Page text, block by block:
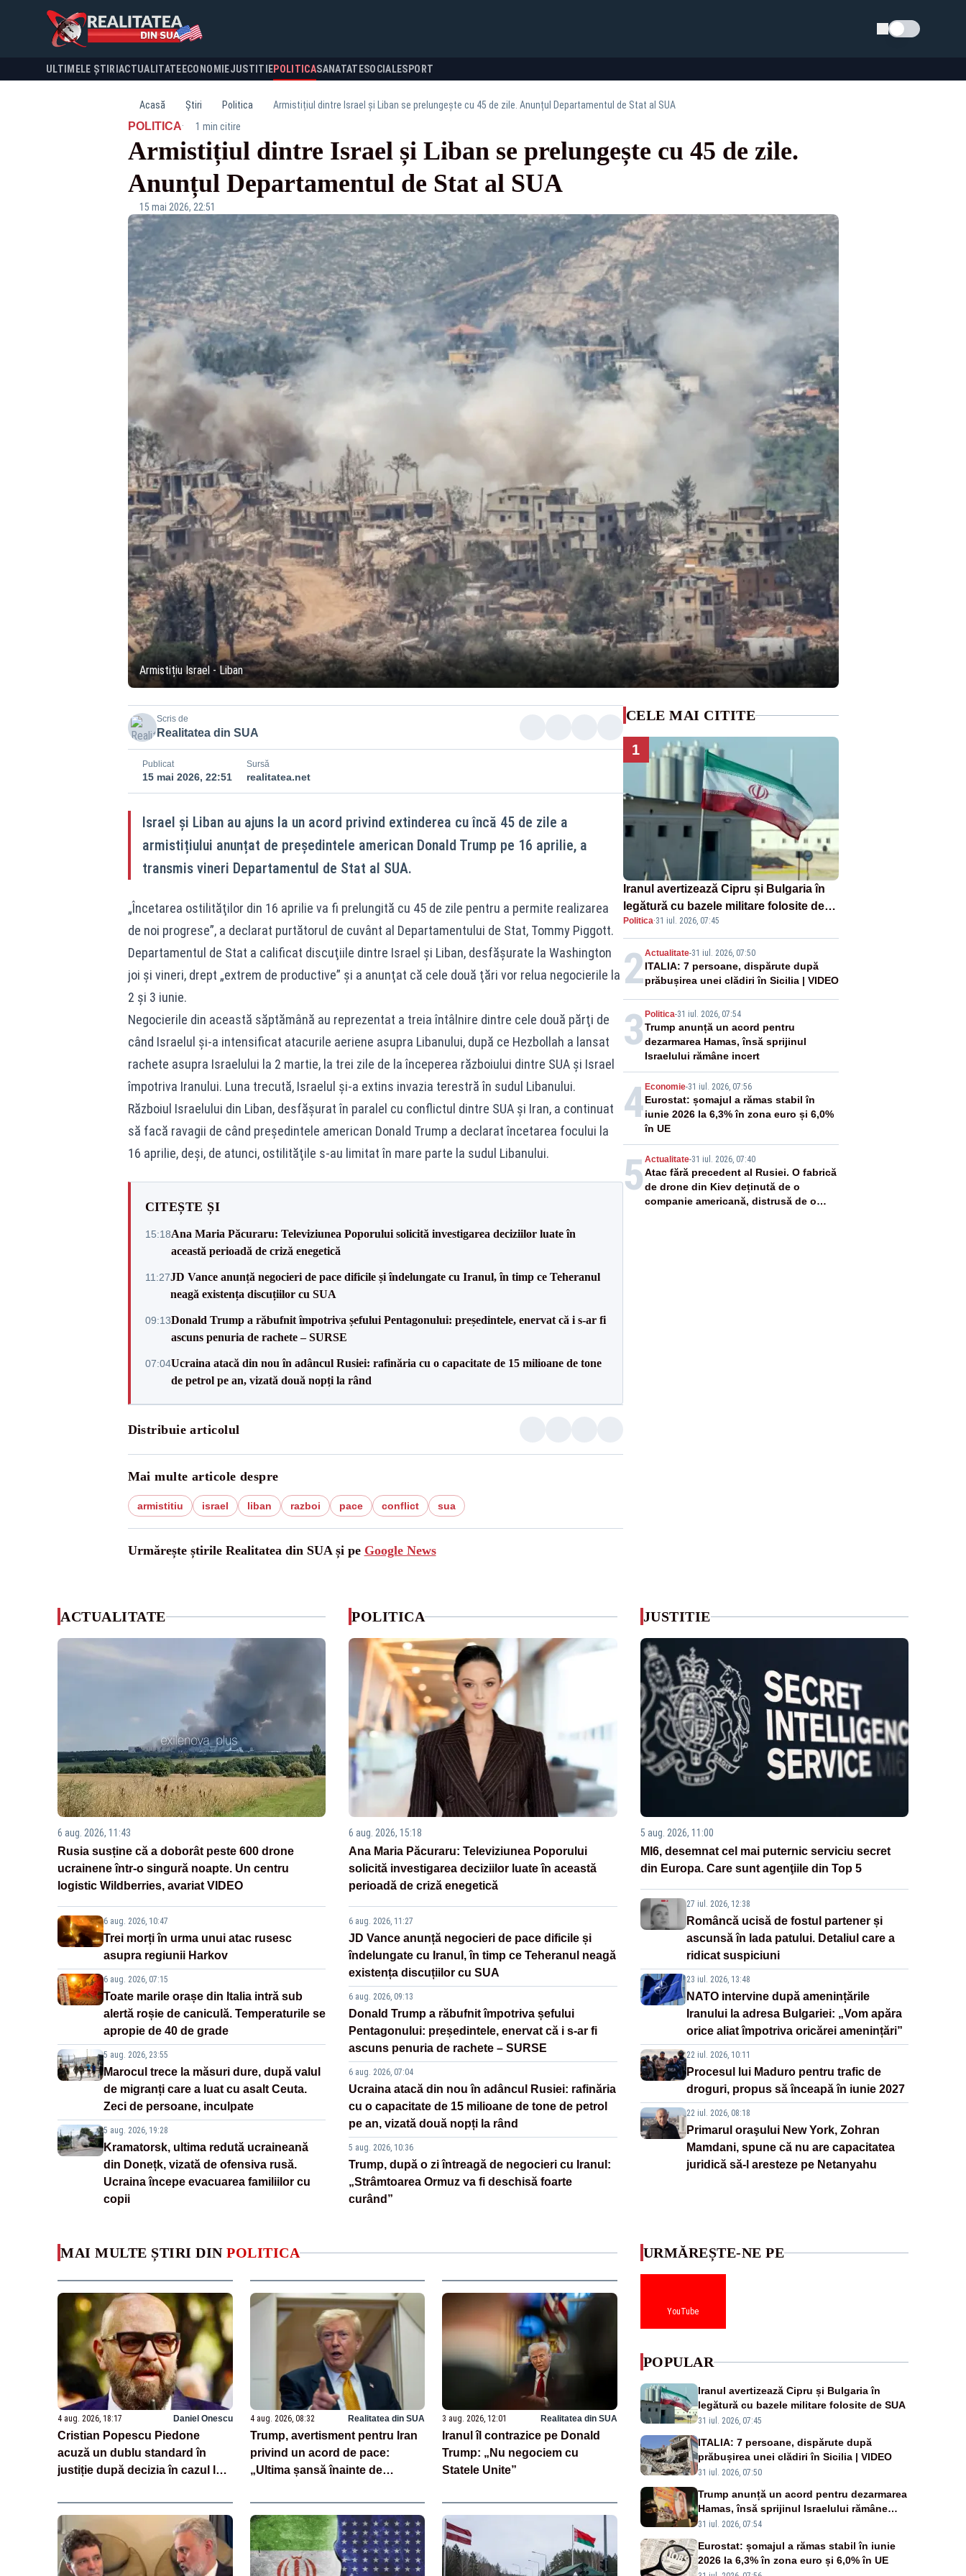
Schimba tema
ULTIMELE ȘTIRI ACTUALITATE ECONOMIEJUSTITIEPOLITICASANATATESOCIALESPORT
Acasă Știri Politica Armistițiul dintre Israel și Liban se prelungește cu 45 de zile. Anunțul Departamentul de Stat al SUA
POLITICA· 1 min citire
Armistițiul dintre Israel și Liban se prelungește cu 45 de zile.
Anunțul Departamentul de Stat al SUA
15 mai 2026, 22:51
Armistițiu Israel - Liban
Scris de
Realitatea din SUA
Publicat
15 mai 2026, 22:51
Sursă
realitatea.net
Israel și Liban au ajuns la un acord privind extinderea cu încă 45 de zile a
armistițiului anunțat de președintele american Donald Trump pe 16 aprilie, a
transmis vineri Departamentul de Stat al SUA.
„Încetarea ostilităţilor din 16 aprilie va fi prelungită cu 45 de zile pentru a permite realizarea
de noi progrese”, a declarat purtătorul de cuvânt al Departamentului de Stat, Tommy Piggott.
Departamentul de Stat a calificat discuţiile dintre Israel şi Liban, desfăşurate la Washington
joi şi vineri, drept „extrem de productive” şi a anunţat că cele două ţări vor relua negocierile la
2 şi 3 iunie.
Negocierile din această săptămână au reprezentat a treia întâlnire dintre cele două părţi de
când Israelul şi-a intensificat atacurile aeriene asupra Libanului, după ce Hezbollah a lansat
rachete asupra Israelului la 2 martie, la trei zile de la începerea războiului dintre SUA şi Israel
împotriva Iranului. Luna trecută, Israelul şi-a extins invazia terestră în sudul Libanului.
Războiul Israelului din Liban, desfăşurat în paralel cu conflictul dintre SUA şi Iran, a continuat
să facă ravagii de când preşedintele american Donald Trump a declarat încetarea focului la
16 aprilie, deşi, de atunci, ostilităţile s-au limitat în mare parte la sudul Libanului.
CITEȘTE ȘI
15:18Ana Maria Păcuraru: Televiziunea Poporului solicită investigarea deciziilor luate în
această perioadă de criză enegetică
11:27JD Vance anunță negocieri de pace dificile și îndelungate cu Iranul, în timp ce Teheranul
neagă existența discuțiilor cu SUA
09:13Donald Trump a răbufnit împotriva șefului Pentagonului: președintele, enervat că i s-ar fi
ascuns penuria de rachete – SURSE
07:04Ucraina atacă din nou în adâncul Rusiei: rafinăria cu o capacitate de 15 milioane de tone
de petrol pe an, vizată două nopți la rând
Distribuie articolul
Mai multe articole despre
armistitiu israel liban razboi pace conflict sua
Urmărește știrile Realitatea din SUA și pe Google News
CELE MAI CITITE
1
Iranul avertizează Cipru și Bulgaria în
legătură cu bazele militare folosite de
SUA
Politica·31 iul. 2026, 07:45
2Actualitate-31 iul. 2026, 07:50
ITALIA: 7 persoane, dispărute după
prăbușirea unei clădiri în Sicilia | VIDEO
3 Politica-31 iul. 2026, 07:54
Trump anunță un acord pentru
dezarmarea Hamas, însă sprijinul
Israelului rămâne incert
4 Economie-31 iul. 2026, 07:56
Eurostat: șomajul a rămas stabil în
iunie 2026 la 6,3% în zona euro și 6,0%
în UE
5 Actualitate-31 iul. 2026, 07:40
Atac fără precedent al Rusiei. O fabrică
de drone din Kiev deținută de o
companie americană, distrusă de o
ACTUALITATE
6 aug. 2026, 11:43
Rusia susține că a doborât peste 600 drone
ucrainene într-o singură noapte. Un centru
logistic Wildberries, avariat VIDEO
6 aug. 2026, 10:47
Trei morți în urma unui atac rusesc
asupra regiunii Harkov
6 aug. 2026, 07:15
Toate marile orașe din Italia intră sub
alertă roșie de caniculă. Temperaturile se
apropie de 40 de grade
5 aug. 2026, 23:55
Marocul trece la măsuri dure, după valul
de migranți care a luat cu asalt Ceuta.
Zeci de persoane, inculpate
5 aug. 2026, 19:28
Kramatorsk, ultima redută ucraineană
din Donețk, vizată de ofensiva rusă.
Ucraina începe evacuarea familiilor cu
copii
POLITICA
6 aug. 2026, 15:18
Ana Maria Păcuraru: Televiziunea Poporului
solicită investigarea deciziilor luate în această
perioadă de criză enegetică
6 aug. 2026, 11:27
JD Vance anunță negocieri de pace dificile și
îndelungate cu Iranul, în timp ce Teheranul neagă
existența discuțiilor cu SUA
6 aug. 2026, 09:13
Donald Trump a răbufnit împotriva șefului
Pentagonului: președintele, enervat că i s-ar fi
ascuns penuria de rachete – SURSE
6 aug. 2026, 07:04
Ucraina atacă din nou în adâncul Rusiei: rafinăria
cu o capacitate de 15 milioane de tone de petrol
pe an, vizată două nopți la rând
5 aug. 2026, 10:36
Trump, după o zi întreagă de negocieri cu Iranul:
„Strâmtoarea Ormuz va fi deschisă foarte
curând”
JUSTITIE
5 aug. 2026, 11:00
MI6, desemnat cel mai puternic serviciu secret
din Europa. Care sunt agenţiile din Top 5
27 iul. 2026, 12:38
Româncă ucisă de fostul partener și
ascunsă în lada patului. Detaliul care a
ridicat suspiciuni
23 iul. 2026, 13:48
NATO intervine după amenințările
Iranului la adresa Bulgariei: „Vom apăra
orice aliat împotriva oricărei amenințări”
22 iul. 2026, 10:11
Procesul lui Maduro pentru trafic de
droguri, propus să înceapă în iunie 2027
22 iul. 2026, 08:18
Primarul oraşului New York, Zohran
Mamdani, spune că nu are capacitatea
juridică să-l aresteze pe Netanyahu
MAI MULTE ȘTIRI DIN POLITICA
4 aug. 2026, 18:17 Daniel Onescu
Cristian Popescu Piedone
acuză un dublu standard în
justiție după decizia în cazul lui
ani interdicție, pentru el o
reducere de 10%”
4 aug. 2026, 08:32 Realitatea din SUA
Trump, avertisment pentru Iran
privind un acord de pace:
„Ultima șansă înainte de
3 aug. 2026, 12:01 Realitatea din SUA
Iranul îl contrazice pe Donald
Trump: „Nu negociem cu
Statele Unite”
URMĂREȘTE-NE PE
YouTube
POPULAR
Iranul avertizează Cipru și Bulgaria în
legătură cu bazele militare folosite de SUA
31 iul. 2026, 07:45
ITALIA: 7 persoane, dispărute după
prăbușirea unei clădiri în Sicilia | VIDEO
31 iul. 2026, 07:50
Trump anunță un acord pentru dezarmarea
Hamas, însă sprijinul Israelului rămâne
incert
31 iul. 2026, 07:54
Eurostat: șomajul a rămas stabil în iunie
2026 la 6,3% în zona euro și 6,0% în UE